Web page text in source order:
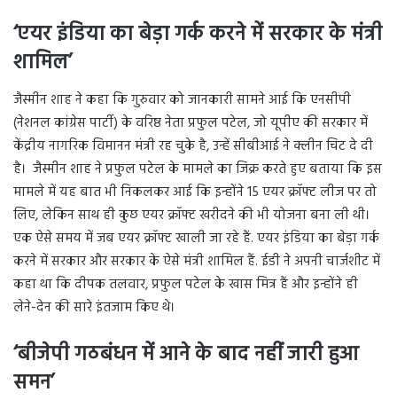
‘एयर इंडिया का बेड़ा गर्क करने में सरकार के मंत्री
शामिल’
जैस्मीन शाह ने कहा कि गुरुवार को जानकारी सामने आई कि एनसीपी
(नेशनल कांग्रेस पार्टी) के वरिष्ठ नेता प्रफुल पटेल, जो यूपीए की सरकार में
केंद्रीय नागरिक विमानन मंत्री रह चुके है, उन्हें सीबीआई ने क्लीन चिट दे दी
है। जैस्मीन शाह ने प्रफुल पटेल के मामले का जिक्र करते हुए बताया कि इस
मामले में यह बात भी निकलकर आई कि इन्होंने 15 एयर क्रॉफ्ट लीज पर तो
लिए, लेकिन साथ ही कुछ एयर क्रॉफ्ट खरीदने की भी योजना बना ली थी।
एक ऐसे समय में जब एयर क्रॉफ्ट खाली जा रहे हैं. एयर इंडिया का बेड़ा गर्क
करने में सरकार और सरकार के ऐसे मंत्री शामिल हैं. ईडी ने अपनी चार्जशीट में
कहा था कि दीपक तलवार, प्रफुल पटेल के खास मित्र हैं और इन्होंने ही
लेने-देन की सारे इंतजाम किए थे।
‘बीजेपी गठबंधन में आने के बाद नहीं जारी हुआ
समन’